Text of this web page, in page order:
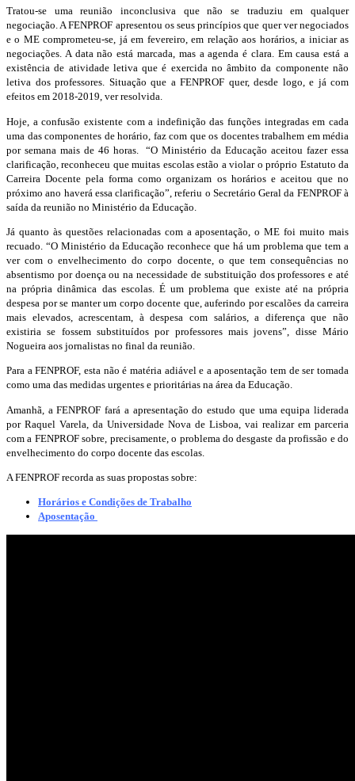
Tratou-se uma reunião inconclusiva que não se traduziu em qualquer
negociação. A FENPROF apresentou os seus princípios que quer ver negociados
e o ME comprometeu-se, já em fevereiro, em relação aos horários, a iniciar as
negociações. A data não está marcada, mas a agenda é clara. Em causa está a
existência de atividade letiva que é exercida no âmbito da componente não
letiva dos professores. Situação que a FENPROF quer, desde logo, e já com
efeitos em 2018-2019, ver resolvida.
Hoje, a confusão existente com a indefinição das funções integradas em cada
uma das componentes de horário, faz com que os docentes trabalhem em média
por semana mais de 46 horas. “O Ministério da Educação aceitou fazer essa
clarificação, reconheceu que muitas escolas estão a violar o próprio Estatuto da
Carreira Docente pela forma como organizam os horários e aceitou que no
próximo ano haverá essa clarificação”, referiu o Secretário Geral da FENPROF à
saída da reunião no Ministério da Educação.
Já quanto às questões relacionadas com a aposentação, o ME foi muito mais
recuado. “O Ministério da Educação reconhece que há um problema que tem a
ver com o envelhecimento do corpo docente, o que tem consequências no
absentismo por doença ou na necessidade de substituição dos professores e até
na própria dinâmica das escolas. É um problema que existe até na própria
despesa por se manter um corpo docente que, auferindo por escalões da carreira
mais elevados, acrescentam, à despesa com salários, a diferença que não
existiria se fossem substituídos por professores mais jovens”, disse Mário
Nogueira aos jornalistas no final da reunião.
Para a FENPROF, esta não é matéria adiável e a aposentação tem de ser tomada
como uma das medidas urgentes e prioritárias na área da Educação.
Amanhã, a FENPROF fará a apresentação do estudo que uma equipa liderada
por Raquel Varela, da Universidade Nova de Lisboa, vai realizar em parceria
com a FENPROF sobre, precisamente, o problema do desgaste da profissão e do
envelhecimento do corpo docente das escolas.
A FENPROF recorda as suas propostas sobre:
Horários e Condições de Trabalho
Aposentação